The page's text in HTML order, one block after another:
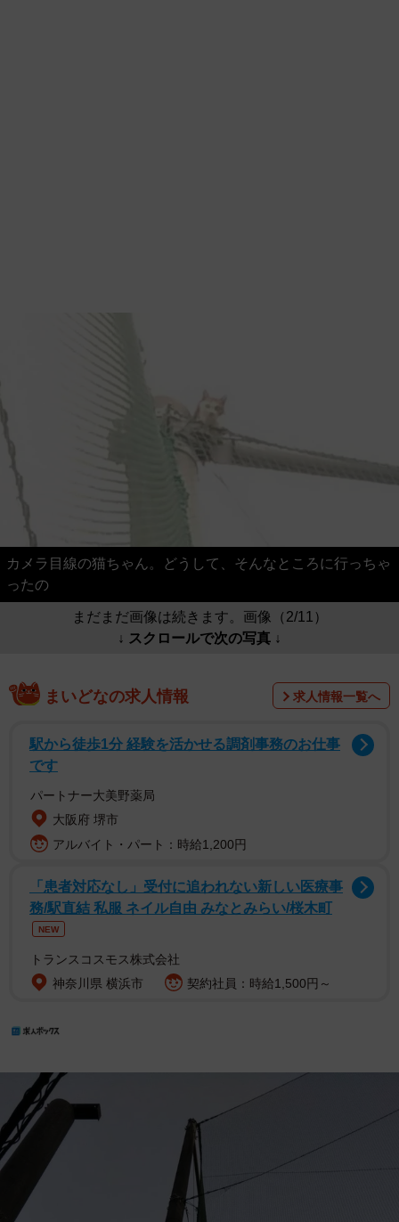
カメラ目線の猫ちゃん。どうして、そんなところに行っちゃ
ったの
まだまだ画像は続きます。画像（2/11）
↓ スクロールで次の写真 ↓
まいどなの求人情報 求人情報一覧へ
駅から徒歩1分 経験を活かせる調剤事務のお仕事
です
パートナー大美野薬局
大阪府 堺市
アルバイト・パート：時給1,200円
「患者対応なし」受付に追われない新しい医療事
務/駅直結 私服 ネイル自由 みなとみらい/桜木町
NEW
トランスコスモス株式会社
神奈川県 横浜市
契約社員：時給1,500円～